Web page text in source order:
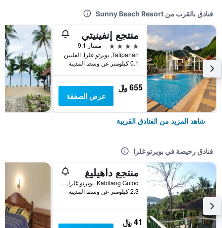
فنادق بالقرب من Sunny Beach Resort
منتجع إنفينيتي
4 نجوم
ممتاز 9.1
Talipanan, بويرتو غلرا, الفلبين
0.1 كيلومتر عن وسط المدينة
655 ﷼
عرض الصفقة
شاهد المزيد من الفنادق القريبة
فنادق رخيصة في بويرتو غلرا
منتجع داهيليغ
Kabilang Gulod, بويرتو غلرا, الفلبين
2.3 كيلومتر عن وسط المدينة
41 ﷼